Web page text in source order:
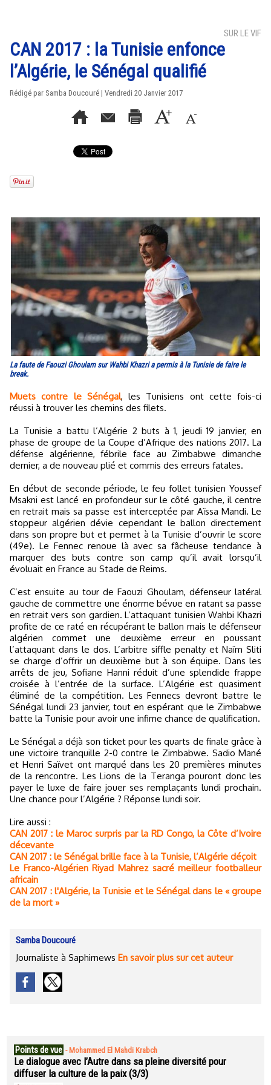
SUR LE VIF
CAN 2017 : la Tunisie enfonce
l’Algérie, le Sénégal qualifié
Rédigé par Samba Doucouré | Vendredi 20 Janvier 2017
La faute de Faouzi Ghoulam sur Wahbi Khazri a permis à la Tunisie de faire le
break.
Muets contre le Sénégal, les Tunisiens ont cette fois-ci
réussi à trouver les chemins des filets.
La Tunisie a battu l’Algérie 2 buts à 1, jeudi 19 janvier, en
phase de groupe de la Coupe d’Afrique des nations 2017. La
défense algérienne, fébrile face au Zimbabwe dimanche
dernier, a de nouveau plié et commis des erreurs fatales.
En début de seconde période, le feu follet tunisien Youssef
Msakni est lancé en profondeur sur le côté gauche, il centre
en retrait mais sa passe est interceptée par Aïssa Mandi. Le
stoppeur algérien dévie cependant le ballon directement
dans son propre but et permet à la Tunisie d’ouvrir le score
(49e). Le Fennec renoue là avec sa fâcheuse tendance à
marquer des buts contre son camp qu’il avait lorsqu’il
évoluait en France au Stade de Reims.
C’est ensuite au tour de Faouzi Ghoulam, défenseur latéral
gauche de commettre une énorme bévue en ratant sa passe
en retrait vers son gardien. L’attaquant tunisien Wahbi Khazri
profite de ce raté en récupérant le ballon mais le défenseur
algérien commet une deuxième erreur en poussant
l’attaquant dans le dos. L’arbitre siffle penalty et Naïm Sliti
se charge d’offrir un deuxième but à son équipe. Dans les
arrêts de jeu, Sofiane Hanni réduit d’une splendide frappe
croisée à l’entrée de la surface. L’Algérie est quasiment
éliminé de la compétition. Les Fennecs devront battre le
Sénégal lundi 23 janvier, tout en espérant que le Zimbabwe
batte la Tunisie pour avoir une infime chance de qualification.
Le Sénégal a déjà son ticket pour les quarts de finale grâce à
une victoire tranquille 2-0 contre le Zimbabwe. Sadio Mané
et Henri Saïvet ont marqué dans les 20 premières minutes
de la rencontre. Les Lions de la Teranga pouront donc les
payer le luxe de faire jouer ses remplaçants lundi prochain.
Une chance pour l’Algérie ? Réponse lundi soir.
Lire aussi :
CAN 2017 : le Maroc surpris par la RD Congo, la Côte d’Ivoire
décevante
CAN 2017 : le Sénégal brille face à la Tunisie, l’Algérie déçoit
Le Franco-Algérien Riyad Mahrez sacré meilleur footballeur
africain
CAN 2017 : l'Algérie, la Tunisie et le Sénégal dans le « groupe
de la mort »
Samba Doucouré
Journaliste à Saphirnews En savoir plus sur cet auteur
Points de vue - Mohammed El Mahdi Krabch
Le dialogue avec l’Autre dans sa pleine diversité pour
diffuser la culture de la paix (3/3)